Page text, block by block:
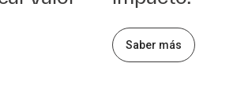
Saber más